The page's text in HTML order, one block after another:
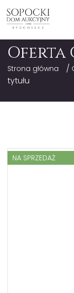
Oferta
Strona główna /
tytułu
NA SPRZEDAŻ